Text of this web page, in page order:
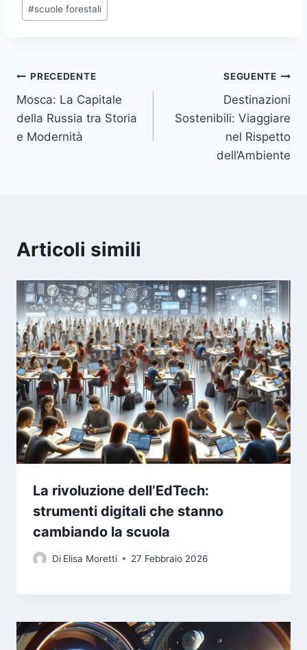
#scuole forestali
Navigazione
articoli
PRECEDENTE
Mosca: La Capitale
della Russia tra Storia
e Modernità
SEGUENTE
Destinazioni
Sostenibili: Viaggiare
nel Rispetto
dell’Ambiente
Articoli simili
La rivoluzione dell’EdTech:
strumenti digitali che stanno
cambiando la scuola
Di Elisa Moretti 27 Febbraio 2026